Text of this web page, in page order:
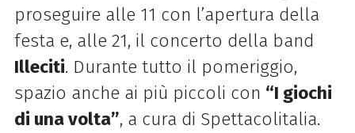
proseguire alle 11 con l’apertura della
festa e, alle 21, il concerto della band
Illeciti. Durante tutto il pomeriggio,
spazio anche ai più piccoli con “I giochi
di una volta”, a cura di Spettacolitalia.